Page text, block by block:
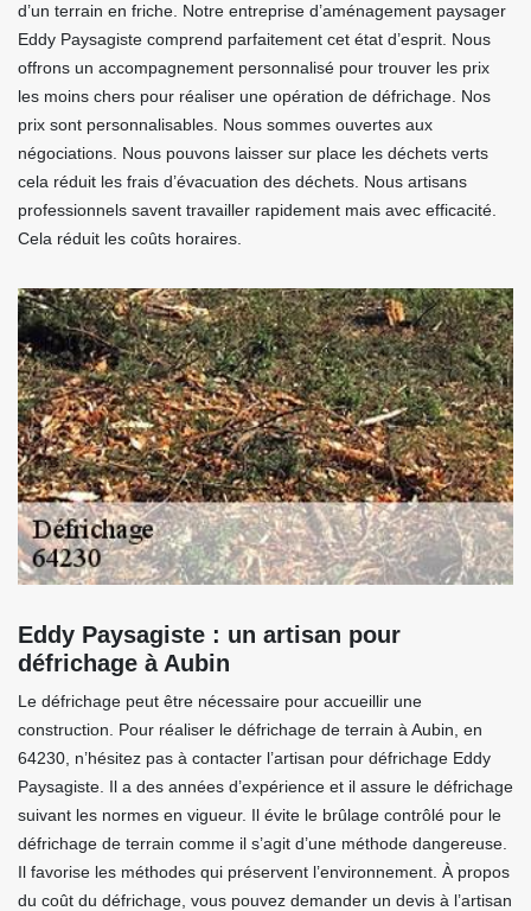
d’un terrain en friche. Notre entreprise d’aménagement paysager
Eddy Paysagiste comprend parfaitement cet état d’esprit. Nous
offrons un accompagnement personnalisé pour trouver les prix
les moins chers pour réaliser une opération de défrichage. Nos
prix sont personnalisables. Nous sommes ouvertes aux
négociations. Nous pouvons laisser sur place les déchets verts
cela réduit les frais d’évacuation des déchets. Nous artisans
professionnels savent travailler rapidement mais avec efficacité.
Cela réduit les coûts horaires.
Eddy Paysagiste : un artisan pour
défrichage à Aubin
Le défrichage peut être nécessaire pour accueillir une
construction. Pour réaliser le défrichage de terrain à Aubin, en
64230, n’hésitez pas à contacter l’artisan pour défrichage Eddy
Paysagiste. Il a des années d’expérience et il assure le défrichage
suivant les normes en vigueur. Il évite le brûlage contrôlé pour le
défrichage de terrain comme il s’agit d’une méthode dangereuse.
Il favorise les méthodes qui préservent l’environnement. À propos
du coût du défrichage, vous pouvez demander un devis à l’artisan